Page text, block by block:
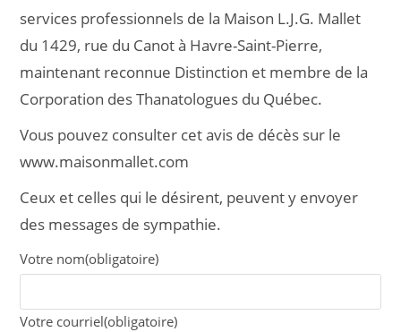
services professionnels de la Maison L.J.G. Mallet
du 1429, rue du Canot à Havre-Saint-Pierre,
maintenant reconnue Distinction et membre de la
Corporation des Thanatologues du Québec.
Vous pouvez consulter cet avis de décès sur le
www.maisonmallet.com
Ceux et celles qui le désirent, peuvent y envoyer
des messages de sympathie.
Votre nom(obligatoire)
Votre courriel(obligatoire)